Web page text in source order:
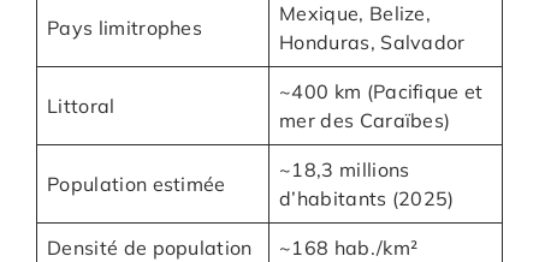
Pays limitrophes
Mexique, Belize,
Honduras, Salvador
Littoral
~400 km (Pacifique et
mer des Caraïbes)
Population estimée
~18,3 millions
d’habitants (2025)
Densité de population ~168 hab./km²